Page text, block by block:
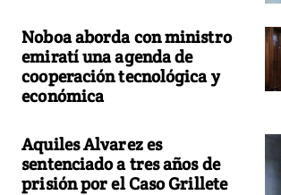
Noboa aborda con ministro
emiratí una agenda de
cooperación tecnológica y
económica
Aquiles Alvarez es
sentenciado a tres años de
prisión por el Caso Grillete